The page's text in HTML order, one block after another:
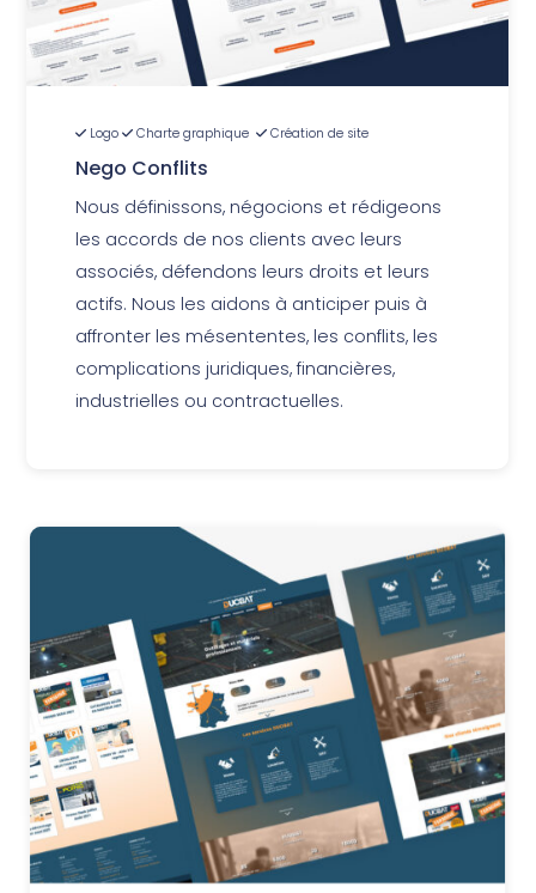
Logo Charte graphique Création de site
Nego Conflits
Nous définissons, négocions et rédigeons
les accords de nos clients avec leurs
associés, défendons leurs droits et leurs
actifs. Nous les aidons à anticiper puis à
affronter les mésententes, les conflits, les
complications juridiques, financières,
industrielles ou contractuelles.